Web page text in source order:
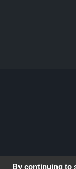
By continuing to